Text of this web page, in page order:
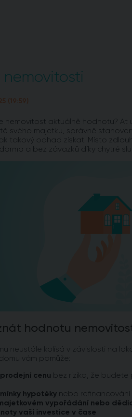
(19:59)
nemovitost aktuálně hodnotu?
svého majetku, správně
takový odhad získat. Místo
a bez závazků díky chytré
hodnotu
neustále kolísá v závislosti na
vám pomůže:
cenu bez rizika, že
hypotéky nebo refinancování
vypořádání nebo
vaší investice v čase